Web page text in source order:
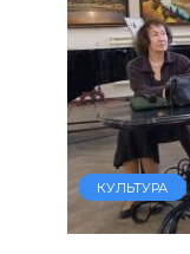
КУЛЬТУРА